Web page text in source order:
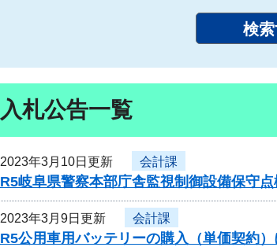
入札公告一覧
2023年3月10日更新 会計課
R5岐阜県警察本部庁舎監視制御設備保守
2023年3月9日更新 会計課
R5公用車用バッテリーの購入（単価契約